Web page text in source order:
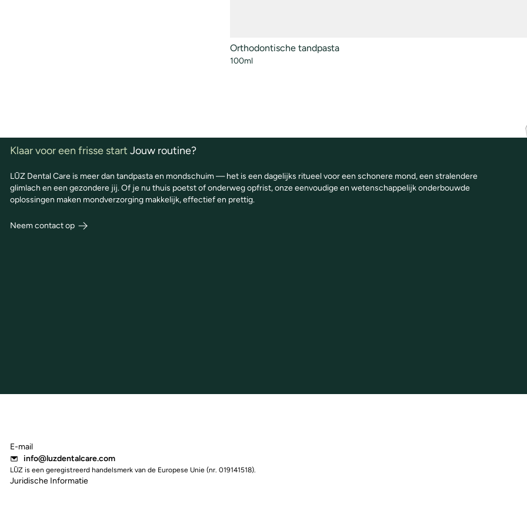
Orthodontische tandpasta
100ml
Klaar voor een frisse start Jouw routine?
LŪZ Dental Care is meer dan tandpasta en mondschuim — het is een dagelijks ritueel voor een schonere mond, een stralendere
glimlach en een gezondere jij. Of je nu thuis poetst of onderweg opfrist, onze eenvoudige en wetenschappelijk onderbouwde
oplossingen maken mondverzorging makkelijk, effectief en prettig.
Neem contact op
E-mail
info@luzdentalcare.com
LŪZ is een geregistreerd handelsmerk van de Europese Unie (nr. 019141518).
Juridische Informatie